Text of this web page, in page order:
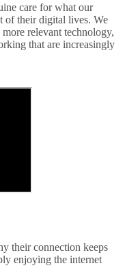
care for what our
of their digital lives. We
relevant technology,
that are increasingly
their connection keeps
enjoying the internet